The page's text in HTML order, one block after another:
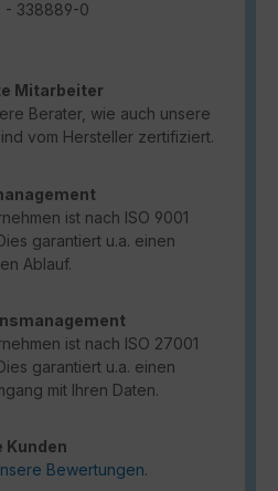
- 338889-0
Mitarbeiter
Berater, wie auch unsere
vom Hersteller zertifiziert.
ist nach ISO 9001
garantiert u.a. einen
Ablauf.
ist nach ISO 27001
garantiert u.a. einen
mit Ihren Daten.
Kunden
Bewertungen.